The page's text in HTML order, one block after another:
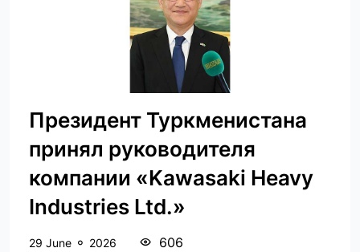
Президент Туркменистана
принял руководителя
компании «Kawasaki Heavy
Industries Ltd.»
29 June 2026 606